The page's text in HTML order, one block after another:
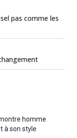
pas comme les
homme
à son style